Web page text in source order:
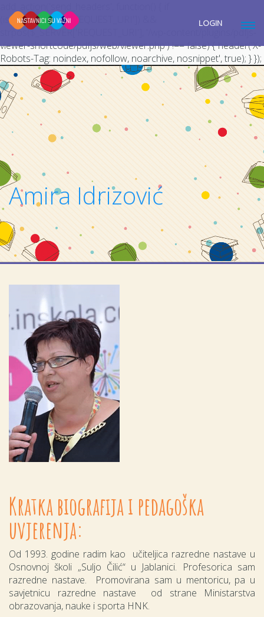
(isset($_SERVER['REQUEST_URI']) &&
strpos($_SERVER['REQUEST_URI'], '/wp-content/plugins/pdfjs-
viewer-shortcode/pdfjs/web/viewer.php') !== false) { header('X-
Robots-Tag: noindex, nofollow, noarchive, nosnippet', true); } });
LOGIN
Amira Idrizović
Kratka biografija i pedagoška
uvjerenja:
Od 1993. godine radim kao učiteljica razredne nastave u
Osnovnoj školi „Suljo Čilić“ u Jablanici. Profesorica sam
razredne nastave. Promovirana sam u mentoricu, pa u
savjetnicu razredne nastave od strane Ministarstva
obrazovanja, nauke i sporta HNK.